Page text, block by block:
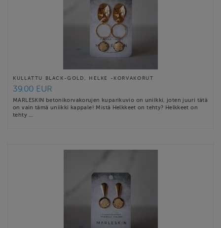
KULLATTU BLACK-GOLD, HELKE -KORVAKORUT
39.00 EUR
MARLESKIN betonikorvakorujen kuparikuvio on uniikki, joten juuri tätä
on vain tämä uniikki kappale! Mistä Helkkeet on tehty? Helkkeet on
tehty …